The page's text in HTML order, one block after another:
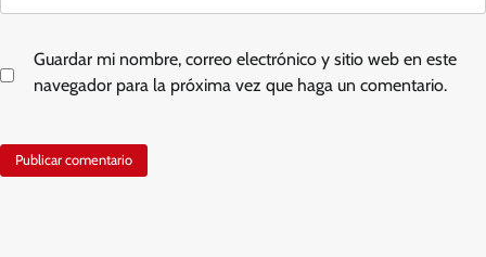
Guardar mi nombre, correo electrónico y sitio web en este
navegador para la próxima vez que haga un comentario.